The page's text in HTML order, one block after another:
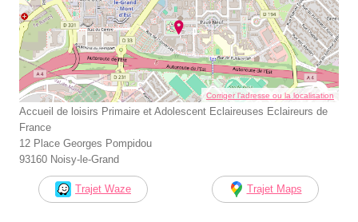
Corriger l’adresse ou la localisation
Accueil de loisirs Primaire et Adolescent Eclaireuses Eclaireurs de
France
12 Place Georges Pompidou
93160 Noisy-le-Grand
Trajet Waze Trajet Maps